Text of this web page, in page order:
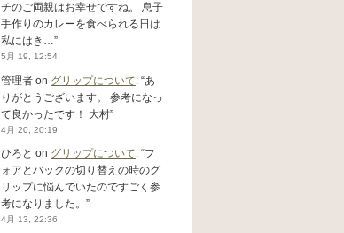
チのご両親はお幸せですね。 息子
手作りのカレーを食べられる日は
私にはき…”
5月 19, 12:54
管理者 on グリップについて: “あ
りがとうございます。 参考になっ
て良かったです！ 大村”
4月 20, 20:19
ひろと on グリップについて: “フ
ォアとバックの切り替えの時のグ
リップに悩んでいたのですごく参
考になりました。 ”
4月 13, 22:36